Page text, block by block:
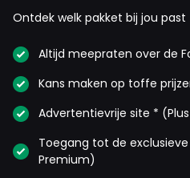
Ontdek welk pakket bij jou past
Altijd meepraten over de
Kans maken op toffe
Advertentievrije site *
Toegang tot de exclusieve
Premium)